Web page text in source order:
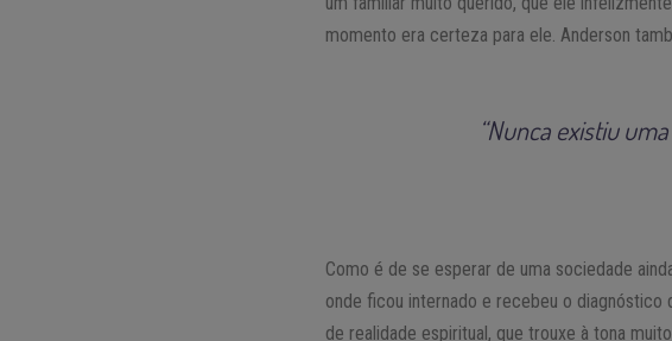
momento era certeza para ele. Anderson
“Nunca existiu
Como é de se esperar de uma sociedade
onde ficou internado e recebeu o diagnóstico
de realidade espiritual, que trouxe à tona